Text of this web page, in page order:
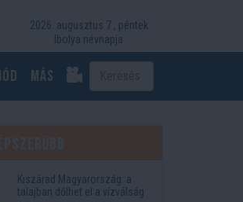
2026. augusztus 7., péntek
Ibolya névnapja
más
Kiszárad Magyarország: a
talajban dőlhet el a vízválság